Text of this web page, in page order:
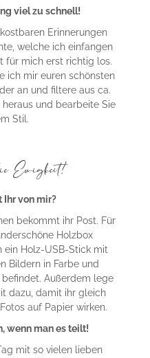
viel zu schnell!
Erinnerungen
welche ich einfangen
für mich erst richtig los.
ich mir euren schönsten
an und filtere aus ca.
und bearbeite Sie
Stil.
Ewigkeit!
Ihr von mir?
bekommt ihr Post. Für
Holzbox
ein Holz-USB-Stick mit
Bildern in Farbe und
Außerdem lege
dazu, damit ihr gleich
auf Papier wirken.
wenn man es teilt!
mit so vielen lieben